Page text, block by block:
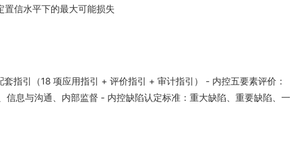
置信水平下的最大可能损失
指引（18 项应用指引 + 评价指引 + 审计指引） - 内控五要素评价：
信息与沟通、内部监督 - 内控缺陷认定标准：重大缺陷、重要缺陷、一